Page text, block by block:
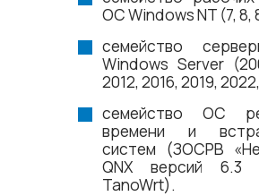
ОС Windows NT (7, 8,
семейство
Windows Server
2012, 2016, 2019,
семейство ОС
времени и
систем (ЗОСРВ
QNX версий 6.3
TanoWrt).